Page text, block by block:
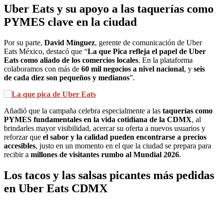
Uber Eats y su apoyo a las taquerías como
PYMES clave en la ciudad
Por su parte, David Mínguez, gerente de comunicación de Uber
Eats México, destacó que “La que Pica refleja el papel de Uber
Eats como aliado de los comercios locales. En la plataforma
colaboramos con más de 60 mil negocios a nivel nacional, y seis
de cada diez son pequeños y medianos”.
Añadió que la campaña celebra especialmente a las taquerías como
PYMES fundamentales en la vida cotidiana de la CDMX, al
brindarles mayor visibilidad, acercar su oferta a nuevos usuarios y
reforzar que el sabor y la calidad pueden encontrarse a precios
accesibles, justo en un momento en el que la ciudad se prepara para
recibir a millones de visitantes rumbo al Mundial 2026.
Los tacos y las salsas picantes más pedidas
en Uber Eats CDMX